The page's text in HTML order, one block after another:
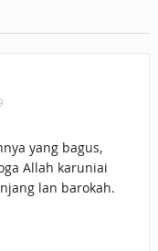
yang bagus,
Allah karuniai
lan barokah.